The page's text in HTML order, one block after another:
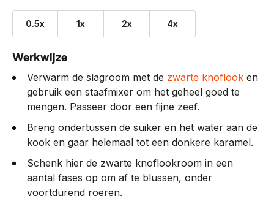
0.5x 1x 2x 4x
Werkwijze
Verwarm de slagroom met de zwarte knoflook en
gebruik een staafmixer om het geheel goed te
mengen. Passeer door een fijne zeef.
Breng ondertussen de suiker en het water aan de
kook en gaar helemaal tot een donkere karamel.
Schenk hier de zwarte knoflookroom in een
aantal fases op om af te blussen, onder
voortdurend roeren.